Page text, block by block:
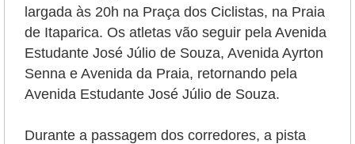
largada às 20h na Praça dos Ciclistas, na Praia
de Itaparica. Os atletas vão seguir pela Avenida
Estudante José Júlio de Souza, Avenida Ayrton
Senna e Avenida da Praia, retornando pela
Avenida Estudante José Júlio de Souza.
Durante a passagem dos corredores, a pista